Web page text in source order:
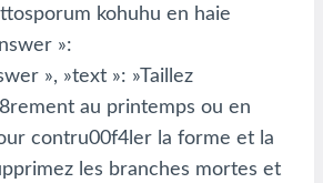
kohuhu en haie
»:
», »text »: »Taillez
au printemps ou en
contru00f4ler la forme et la
les branches mortes et